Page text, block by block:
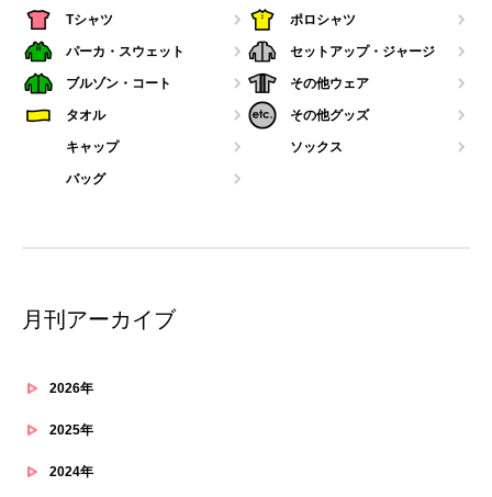
Tシャツ ポロシャツ
パーカ・スウェット セットアップ・ジャージ
ブルゾン・コート その他ウェア
タオル その他グッズ
キャップ ソックス
バッグ
月刊アーカイブ
2026年
2025年
2024年